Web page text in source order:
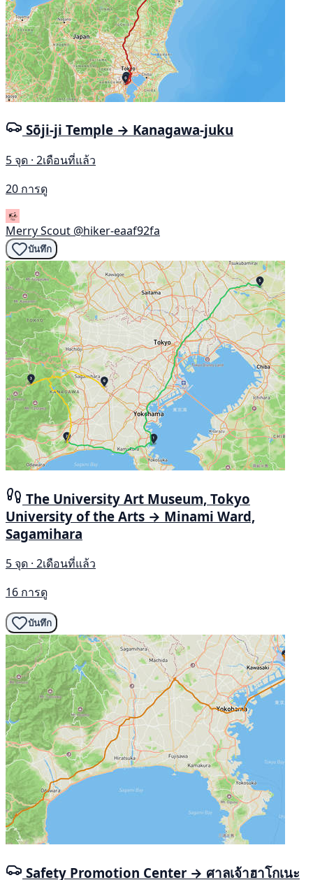
Sōji-ji Temple → Kanagawa-juku
5 จุด · 2เดือนที่แล้ว
20 การดู
Merry Scout @hiker-eaaf92fa
บันทึก
The University Art Museum, Tokyo
University of the Arts → Minami Ward,
Sagamihara
5 จุด · 2เดือนที่แล้ว
16 การดู
บันทึก
Safety Promotion Center → ศาลเจ้าฮาโกเนะ